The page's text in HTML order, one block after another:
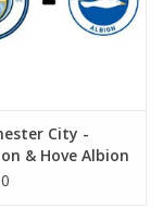
City -
& Hove Albion